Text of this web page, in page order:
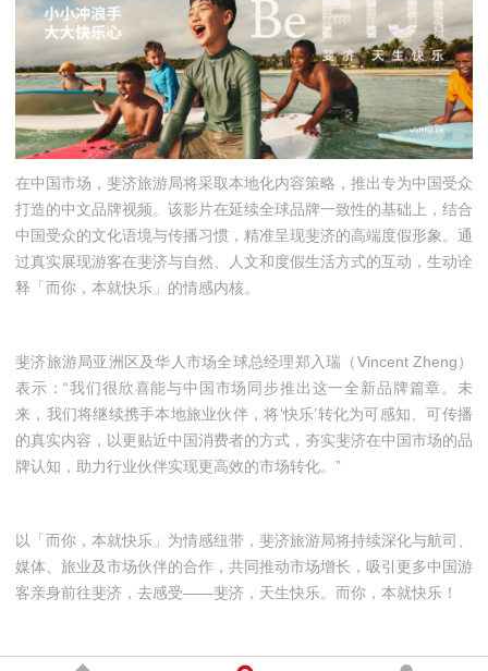
在中国市场，斐济旅游局将采取本地化内容策略，推出专为中国受众
打造的中文品牌视频。该影片在延续全球品牌一致性的基础上，结合
中国受众的文化语境与传播习惯，精准呈现斐济的高端度假形象。通
过真实展现游客在斐济与自然、人文和度假生活方式的互动，生动诠
释「而你，本就快乐」的情感内核。
斐济旅游局亚洲区及华人市场全球总经理郑入瑞（Vincent Zheng）
表示：“我们很欣喜能与中国市场同步推出这一全新品牌篇章。未
来，我们将继续携手本地旅业伙伴，将‘快乐’转化为可感知、可传播
的真实内容，以更贴近中国消费者的方式，夯实斐济在中国市场的品
牌认知，助力行业伙伴实现更高效的市场转化。”
以「而你，本就快乐」为情感纽带，斐济旅游局将持续深化与航司、
媒体、旅业及市场伙伴的合作，共同推动市场增长，吸引更多中国游
客亲身前往斐济，去感受——斐济，天生快乐。而你，本就快乐！